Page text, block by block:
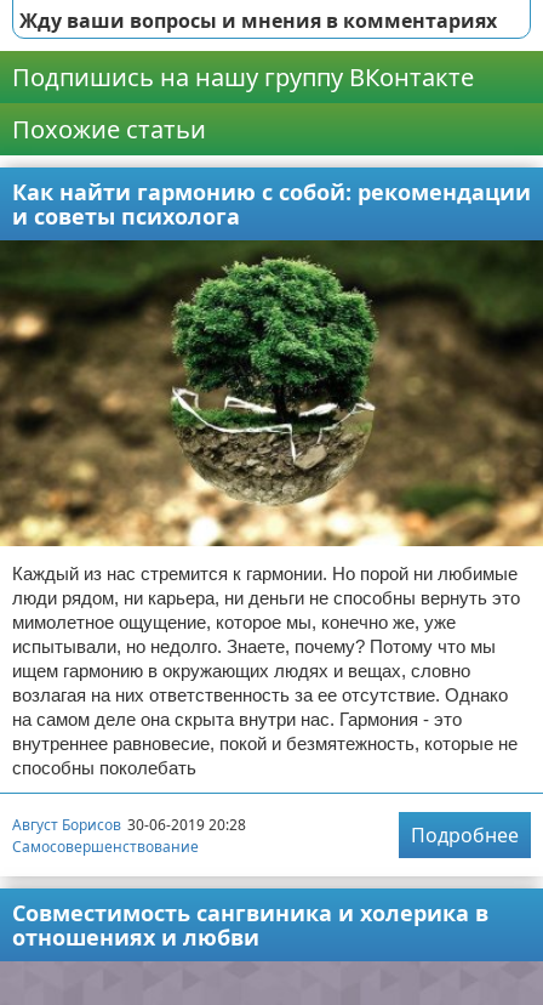
Жду ваши вопросы и мнения в комментариях
Подпишись на нашу группу ВКонтакте
Похожие статьи
Как найти гармонию с собой: рекомендации
и советы психолога
Каждый из нас стремится к гармонии. Но порой ни любимые
люди рядом, ни карьера, ни деньги не способны вернуть это
мимолетное ощущение, которое мы, конечно же, уже
испытывали, но недолго. Знаете, почему? Потому что мы
ищем гармонию в окружающих людях и вещах, словно
возлагая на них ответственность за ее отсутствие. Однако
на самом деле она скрыта внутри нас. Гармония - это
внутреннее равновесие, покой и безмятежность, которые не
способны поколебать
Август Борисов 30-06-2019 20:28
Самосовершенствование
Подробнее
Совместимость сангвиника и холерика в
отношениях и любви